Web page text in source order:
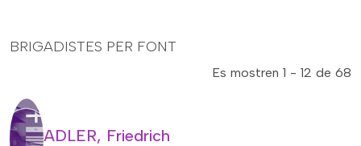
BRIGADISTES PER FONT
Es mostren 1 - 12 de 68
ADLER, Friedrich